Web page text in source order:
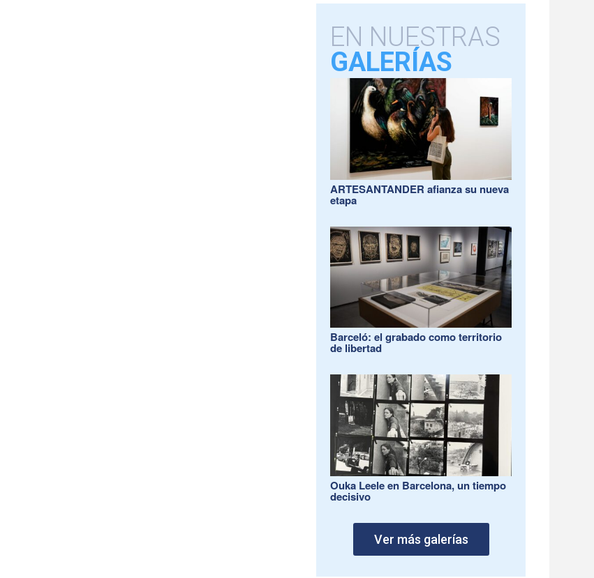
EN NUESTRAS
GALERÍAS
ARTESANTANDER afianza su nueva
etapa
Barceló: el grabado como territorio
de libertad
Ouka Leele en Barcelona, un tiempo
decisivo
Ver más galerías